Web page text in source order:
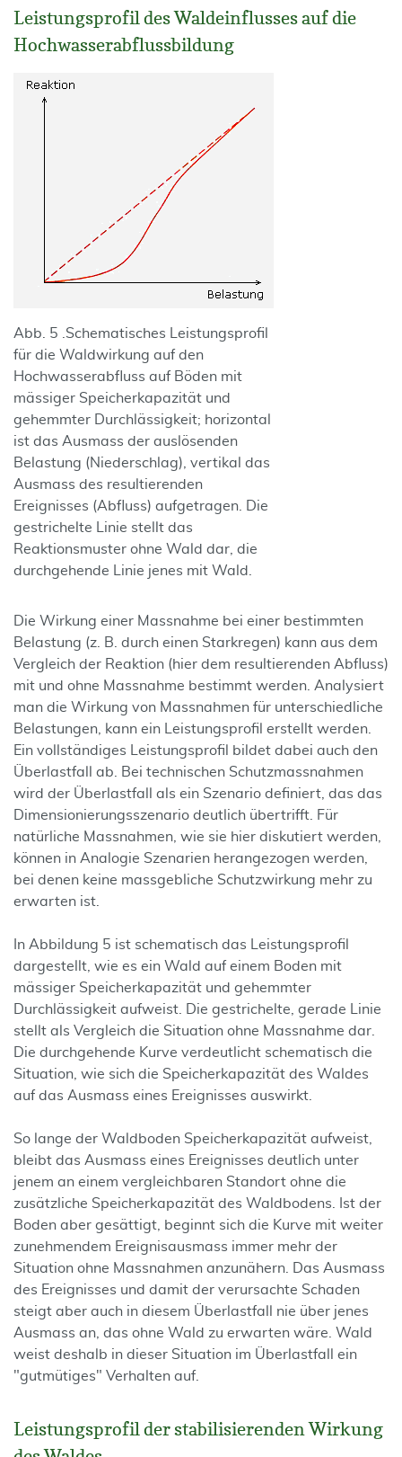
Leistungsprofil des Waldeinflusses auf die
Hochwasserabflussbildung
Abb. 5 .Schematisches Leistungsprofil
für die Waldwirkung auf den
Hochwasserabfluss auf Böden mit
mässiger Speicherkapazität und
gehemmter Durchlässigkeit; horizontal
ist das Ausmass der auslösenden
Belastung (Niederschlag), vertikal das
Ausmass des resultierenden
Ereignisses (Abfluss) aufgetragen. Die
gestrichelte Linie stellt das
Reaktionsmuster ohne Wald dar, die
durchgehende Linie jenes mit Wald.
Die Wirkung einer Massnahme bei einer bestimmten
Belastung (z. B. durch einen Starkregen) kann aus dem
Vergleich der Reaktion (hier dem resultierenden Abfluss)
mit und ohne Massnahme bestimmt werden. Analysiert
man die Wirkung von Massnahmen für unterschiedliche
Belastungen, kann ein Leistungsprofil erstellt werden.
Ein vollständiges Leistungsprofil bildet dabei auch den
Überlastfall ab. Bei technischen Schutzmassnahmen
wird der Überlastfall als ein Szenario definiert, das das
Dimensionierungsszenario deutlich übertrifft. Für
natürliche Massnahmen, wie sie hier diskutiert werden,
können in Analogie Szenarien herangezogen werden,
bei denen keine massgebliche Schutzwirkung mehr zu
erwarten ist.
In Abbildung 5 ist schematisch das Leistungsprofil
dargestellt, wie es ein Wald auf einem Boden mit
mässiger Speicherkapazität und gehemmter
Durchlässigkeit aufweist. Die gestrichelte, gerade Linie
stellt als Vergleich die Situation ohne Massnahme dar.
Die durchgehende Kurve verdeutlicht schematisch die
Situation, wie sich die Speicherkapazität des Waldes
auf das Ausmass eines Ereignisses auswirkt.
So lange der Waldboden Speicherkapazität aufweist,
bleibt das Ausmass eines Ereignisses deutlich unter
jenem an einem vergleichbaren Standort ohne die
zusätzliche Speicherkapazität des Waldbodens. Ist der
Boden aber gesättigt, beginnt sich die Kurve mit weiter
zunehmendem Ereignisausmass immer mehr der
Situation ohne Massnahmen anzunähern. Das Ausmass
des Ereignisses und damit der verursachte Schaden
steigt aber auch in diesem Überlastfall nie über jenes
Ausmass an, das ohne Wald zu erwarten wäre. Wald
weist deshalb in dieser Situation im Überlastfall ein
"gutmütiges" Verhalten auf.
Leistungsprofil der stabilisierenden Wirkung